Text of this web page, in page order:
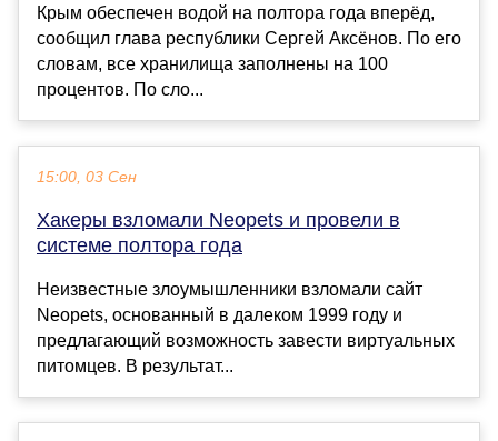
Крым обеспечен водой на полтора года вперёд,
сообщил глава республики Сергей Аксёнов. По его
словам, все хранилища заполнены на 100
процентов. По сло...
15:00, 03 Сен
Хакеры взломали Neopets и провели в
системе полтора года
Неизвестные злоумышленники взломали сайт
Neopets, основанный в далеком 1999 году и
предлагающий возможность завести виртуальных
питомцев. В результат...